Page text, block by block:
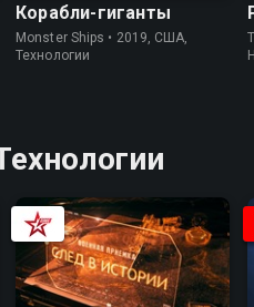
Корабли-гиганты
Monster Ships • 2019, США,
Технологии